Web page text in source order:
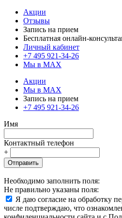
Акции
Отзывы
Запись на прием
Бесплатная онлайн-
Личный кабинет
+7 495 921-34-26
Мы в MAX
Акции
Мы в MAX
Запись на прием
+7 495 921-34-26
Имя
Контактный телефон
+
Отправить
Необходимо заполнить поля:
Не правильно указаны поля:
Я даю согласие на обработку
числе подтверждаю, что